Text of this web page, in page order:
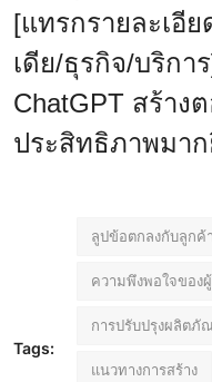
[แทรกรายละเอี
เดีย/ธุรกิจ/บริกา
ChatGPT สร้าง
ประสิทธิภาพมา
Tags:
ลูปข้อตกลงกับลูกค้า
ความพึงพอใจของ
การปรับปรุงผลิตภั
แนวทางการสร้าง